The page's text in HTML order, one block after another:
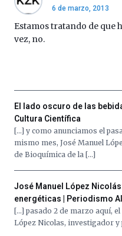
6 de marzo, 2013
Estamos tratando de que
vez, no.
El lado oscuro de las
Cultura Científica
[…] y como anunciamos el
mismo mes, José Manuel
de Bioquímica de la […]
José Manuel López
energéticas | Periodismo
[…] pasado 2 de marzo aquí,
López Nicolas, investigador